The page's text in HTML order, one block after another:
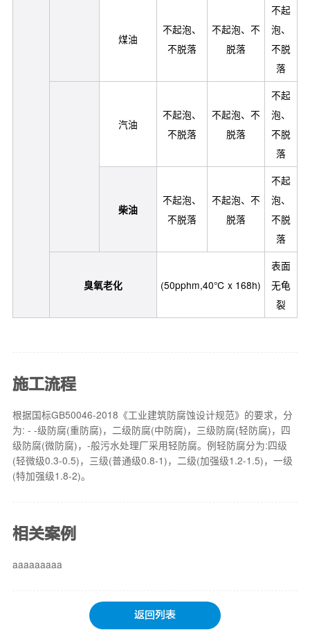
煤油
不起泡、
不脱落
不起泡、不
脱落
不起
泡、
不脱
落
汽油
不起泡、
不脱落
不起泡、不
脱落
不起
泡、
不脱
落
柴油
不起泡、
不脱落
不起泡、不
脱落
不起
泡、
不脱
落
臭氧老化 (50pphm,40℃ x 168h)
表面
无龟
裂
施工流程
根据国标GB50046-2018《工业建筑防腐蚀设计规范》的要求，分
为: - -级防腐(重防腐)，二级防腐(中防腐)，三级防腐(轻防腐)，四
级防腐(微防腐)，-般污水处理厂采用轻防腐。例轻防腐分为:四级
(轻微级0.3-0.5)，三级(普通级0.8-1)，二级(加强级1.2-1.5)，一级
(特加强级1.8-2)。
相关案例
aaaaaaaaa
返回列表